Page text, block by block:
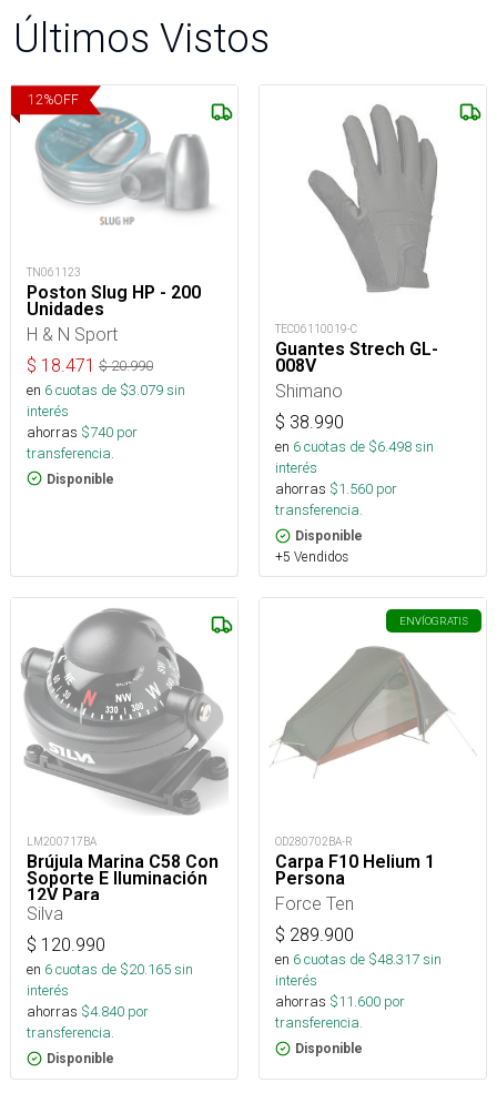
Últimos Vistos
12%OFF
TN061123
Poston Slug HP - 200
Unidades
H & N Sport
$ 18.471 $20.990
en 6cuotas de $3.079sin
interés
ahorras $740 por
transferencia.
Disponible
TEC06110019-C
Guantes Strech GL-
008V
Shimano
$ 38.990
en 6cuotas de $6.498sin
interés
ahorras $1.560 por
transferencia.
Disponible
+5 Vendidos
LM200717BA
Brújula Marina C58 Con
Soporte E Iluminación
12V Para
Embarcaciones
Silva
$ 120.990
en 6cuotas de $20.165sin
interés
ahorras $4.840 por
transferencia.
Disponible
ENVÍOGRATIS
OD280702BA-R
Carpa F10 Helium 1
Persona
Force Ten
$ 289.900
en 6cuotas de $48.317sin
interés
ahorras $11.600 por
transferencia.
Disponible